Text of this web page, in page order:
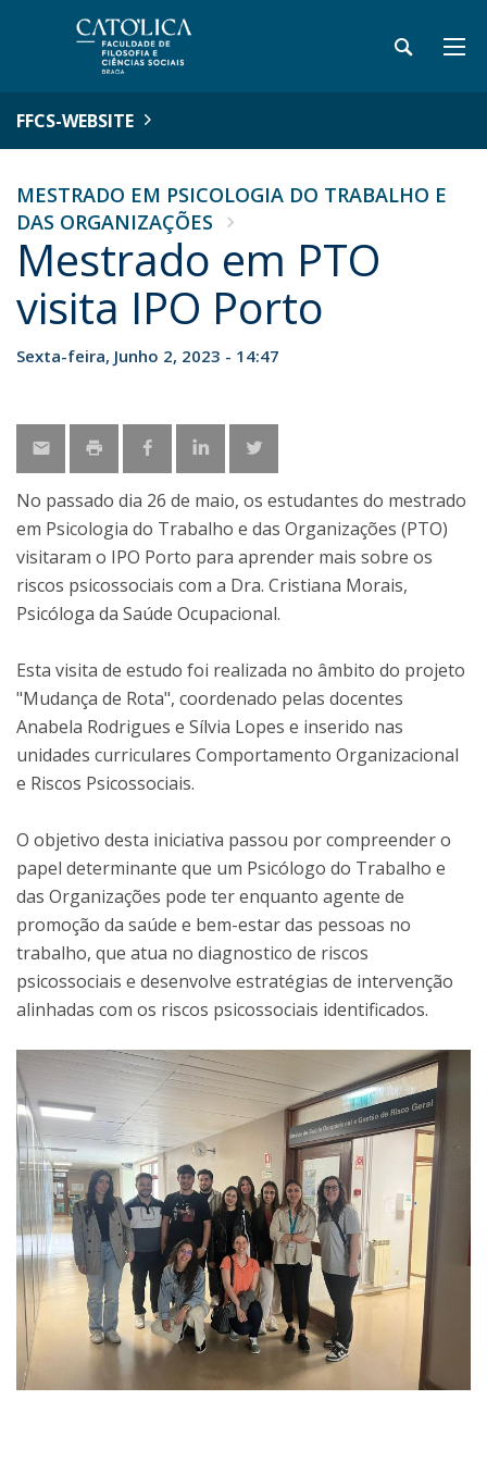
FFCS-WEBSITE
MESTRADO EM PSICOLOGIA DO TRABALHO E
DAS ORGANIZAÇÕES
Mestrado em PTO
visita IPO Porto
Sexta-feira, Junho 2, 2023 - 14:47
No passado dia 26 de maio, os estudantes do mestrado
em Psicologia do Trabalho e das Organizações (PTO)
visitaram o IPO Porto para aprender mais sobre os
riscos psicossociais com a Dra. Cristiana Morais,
Psicóloga da Saúde Ocupacional.
Esta visita de estudo foi realizada no âmbito do projeto
"Mudança de Rota", coordenado pelas docentes
Anabela Rodrigues e Sílvia Lopes e inserido nas
unidades curriculares Comportamento Organizacional
e Riscos Psicossociais.
O objetivo desta iniciativa passou por compreender o
papel determinante que um Psicólogo do Trabalho e
das Organizações pode ter enquanto agente de
promoção da saúde e bem-estar das pessoas no
trabalho, que atua no diagnostico de riscos
psicossociais e desenvolve estratégias de intervenção
alinhadas com os riscos psicossociais identificados.